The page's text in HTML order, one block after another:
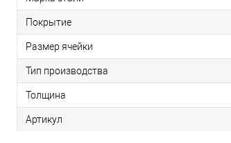
Покрытие
Размер ячейки
Тип производства
Толщина
Артикул